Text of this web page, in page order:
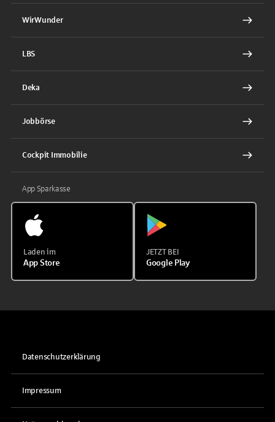
WirWunder
LBS
Deka
Jobbörse
Cockpit Immobilie
App Sparkasse
Laden im
App Store
JETZT BEI
Google Play
Datenschutzerklärung
Impressum